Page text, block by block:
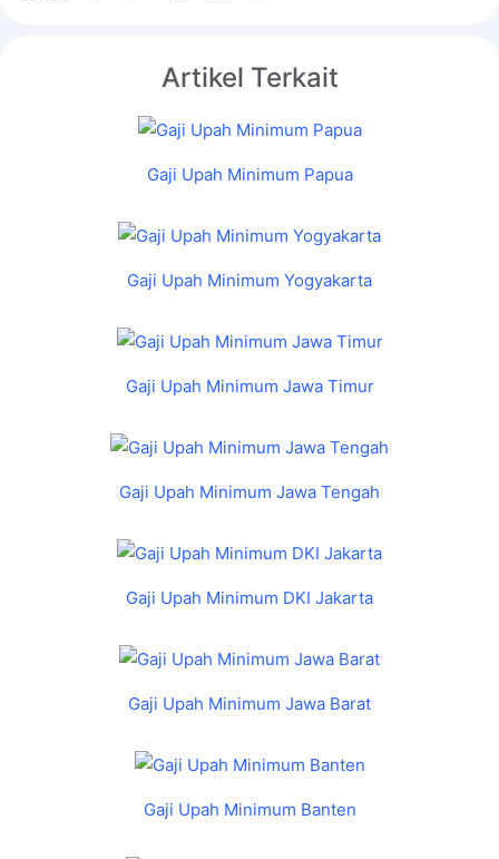
Artikel Terkait
Gaji Upah Minimum Papua
Gaji Upah Minimum Yogyakarta
Gaji Upah Minimum Jawa Timur
Gaji Upah Minimum Jawa Tengah
Gaji Upah Minimum DKI Jakarta
Gaji Upah Minimum Jawa Barat
Gaji Upah Minimum Banten